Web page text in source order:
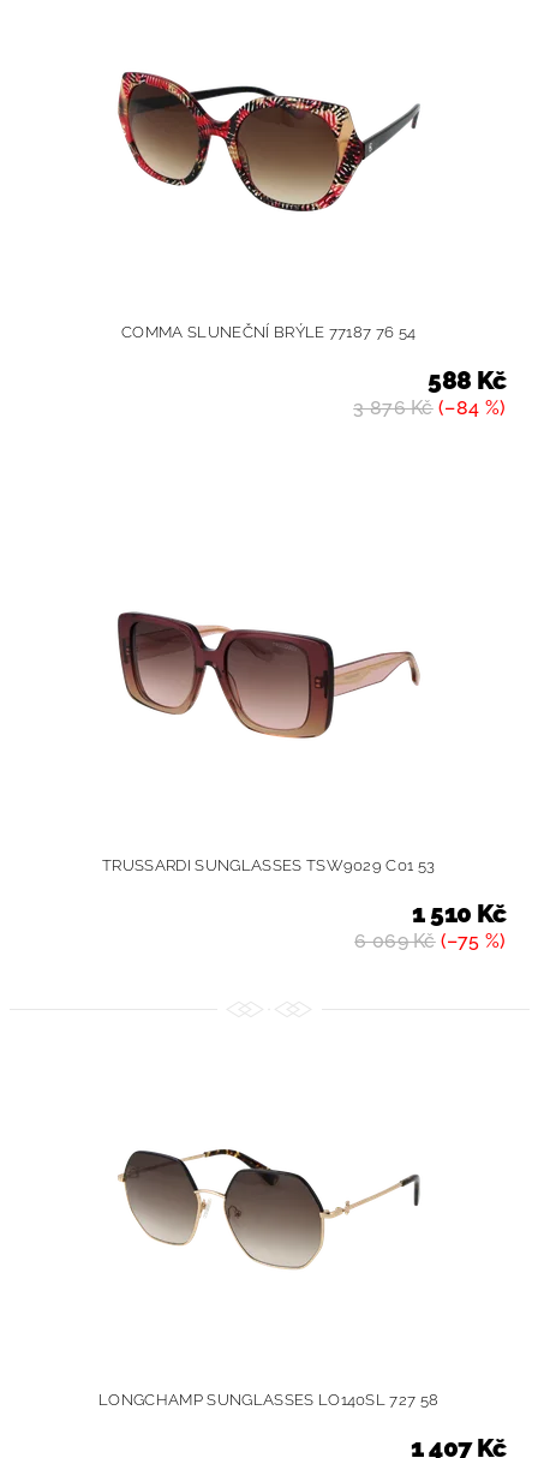
COMMA SLUNEČNÍ BRÝLE 77187 76 54
3 876 Kč(–84 %)
588 Kč
TRUSSARDI SUNGLASSES TSW9029 C01 53
6 069 Kč(–75 %)
1 510 Kč
LONGCHAMP SUNGLASSES LO140SL 727 58
1 407 Kč